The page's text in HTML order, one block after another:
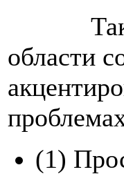
Таким
области
(1)